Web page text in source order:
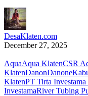
DesaKlaten.com
December 27, 2025
AquaAqua KlatenCSR
KlatenDanonDanone
KlatenPT Tirta
InvestamaRiver Tubing